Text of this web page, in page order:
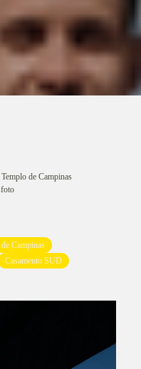
de Campinas
Campinas
Casamento SUD